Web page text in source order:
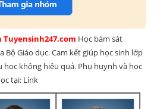
Học bám sát
Bộ Giáo dục. Cam kết giúp học sinh lớp
không hiệu quả. Phụ huynh và học
tại: Link